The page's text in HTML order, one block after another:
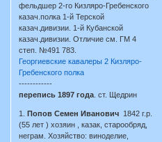
фельдшер 2-го Кизляро-Гребенского
казач.полка 1-й Терской
казач.дивизии. 1-й Кубанской
казач.дивизии. Отличие см. ГМ 4
степ. №491 783.
Георгиевские кавалеры 2 Кизляро-
Гребенского полка
------------
перепись 1897 года . ст. Щедрин
1. Попов Семен Иванович 1842 г.р.
(55 лет ) хозяин , казак, старообряд,
неграм. Хозяйство: виноделие,